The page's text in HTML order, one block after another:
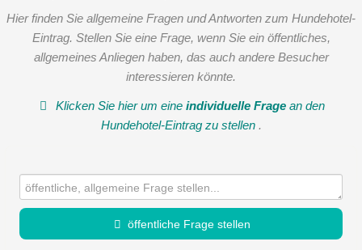
Hier finden Sie allgemeine Fragen und Antworten zum Hundehotel-
Eintrag. Stellen Sie eine Frage, wenn Sie ein öffentliches,
allgemeines Anliegen haben, das auch andere Besucher
interessieren könnte.
Klicken Sie hier um eineindividuelle Frage an den
Hundehotel-Eintrag zu stellen .
öffentliche Frage stellen